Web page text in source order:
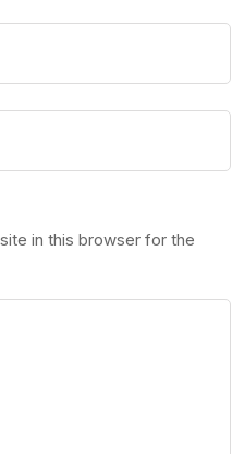
in this browser for the